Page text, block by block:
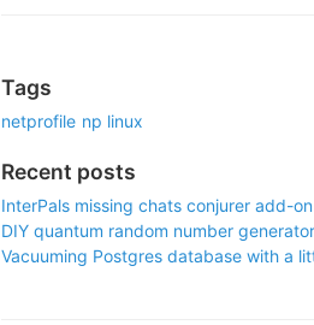
Tags
netprofile np linux
Recent posts
InterPals missing chats conjurer add-on
DIY quantum random number
Vacuuming Postgres database with a